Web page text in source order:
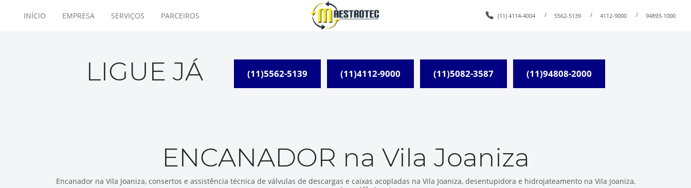
INÍCIO EMPRESA SERVIÇOS PARCEIROS (11) 4114-4004 / 5562-5139 / 4112-9000 / 94893-1000
LIGUE JÁ (11)5562-5139 (11)4112-9000 (11)5082-3587 (11)94808-2000
ENCANADOR na Vila Joaniza
Encanador na Vila Joaniza, consertos e assistência técnica de válvulas de descargas e caixas acopladas na Vila Joaniza, desentupidora e hidrojateamento na Vila Joaniza,